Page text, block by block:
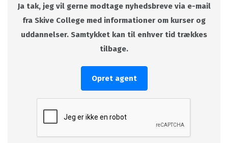
Ja tak, jeg vil gerne modtage nyhedsbreve via e-mail
fra Skive College med informationer om kurser og
uddannelser. Samtykket kan til enhver tid trækkes
tilbage.
Opret agent